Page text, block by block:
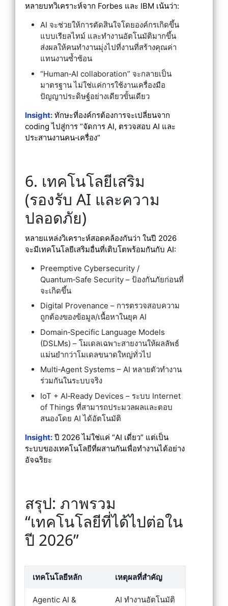
หลายบทวิเคราะห์จาก Forbes และ IBM เน้นว่า:
AI จะช่วยให้การตัดสินใจโดยองค์กรเกิดขึ้น
แบบเรียลไทม์ และทำงานอัตโนมัติมากขึ้น
ส่งผลให้คนทำงานมุ่งไปที่งานที่สร้างคุณค่า
แทนงานซ้ำซ้อน
“Human‑AI collaboration” จะกลายเป็น
มาตรฐาน ไม่ใช่แค่การใช้งานเครื่องมือ
ปัญญาประดิษฐ์อย่างเดียวขั้นเดียว
Insight: ทักษะที่องค์กรต้องการจะเปลี่ยนจาก
coding ไปสู่การ “จัดการ AI, ตรวจสอบ AI และ
ประสานงานคน‑เครื่อง”
6. เทคโนโลยีเสริม
(รองรับ AI และความ
ปลอดภัย)
หลายแหล่งวิเคราะห์สอดคล้องกันว่า ในปี 2026
จะมีเทคโนโลยีเสริมอื่นที่เติบโตพร้อมกันกับ AI:
Preemptive Cybersecurity /
Quantum‑Safe Security – ป้องกันภัยก่อนที่
จะเกิดขึ้น
Digital Provenance – การตรวจสอบความ
ถูกต้องของข้อมูล/เนื้อหาในยุค AI
Domain‑Specific Language Models
(DSLMs) – โมเดลเฉพาะสายงานให้ผลลัพธ์
แม่นยำกว่าโมเดลขนาดใหญ่ทั่วไป
Multi‑Agent Systems – AI หลายตัวทำงาน
ร่วมกันในระบบจริง
IoT + AI‑Ready Devices – ระบบ Internet
of Things ที่สามารถประมวลผลและตอบ
สนองโดย AI ได้อัตโนมัติ
Insight: ปี 2026 ไม่ใช่แค่ “AI เดี่ยว” แต่เป็น
ระบบของเทคโนโลยีที่ผสานกันเพื่อทำงานได้อย่าง
อัจฉริยะ
สรุป: ภาพรวม
“เทคโนโลยีที่ได้ไปต่อใน
ปี 2026”
เทคโนโลยีหลัก เหตุผลที่สำคัญ
Agentic AI &
AI ทำงานอัตโนมัติ